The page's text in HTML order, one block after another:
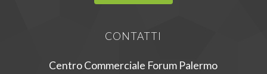
CONTATTI
Centro Commerciale Forum Palermo